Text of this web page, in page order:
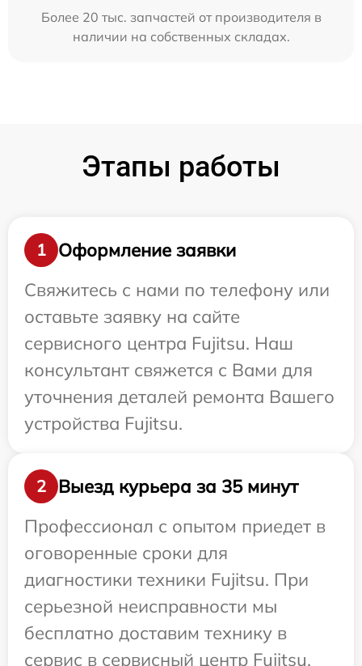
Более 20 тыс. запчастей от производителя в
наличии на собственных складах.
Этапы работы
1
Оформление заявки
Свяжитесь с нами по телефону или
оставьте заявку на сайте
сервисного центра Fujitsu. Наш
консультант свяжется с Вами для
уточнения деталей ремонта Вашего
устройства Fujitsu.
2
Выезд курьера за 35 минут
Профессионал с опытом приедет в
оговоренные сроки для
диагностики техники Fujitsu. При
серьезной неисправности мы
бесплатно доставим технику в
сервис в сервисный центр Fujitsu.